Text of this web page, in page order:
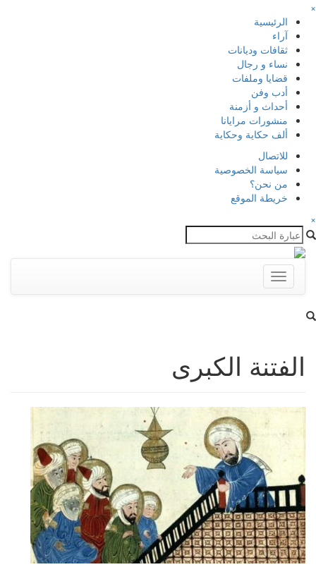
×
الرئيسية
آراء
ثقافات وديانات
نساء و رجال
قضايا وملفات
أدب وفن
أحداث و أزمنة
منشورات مرايانا
ألف حكاية وحكاية
للاتصال
سياسة الخصوصية
من نحن؟
خريطة الموقع
×
Toggle
navigation
الفتنة الكبرى